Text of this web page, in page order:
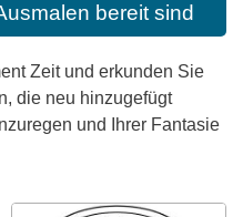
bereit sind
Zeit und erkunden Sie
die neu hinzugefügt
und Ihrer Fantasie